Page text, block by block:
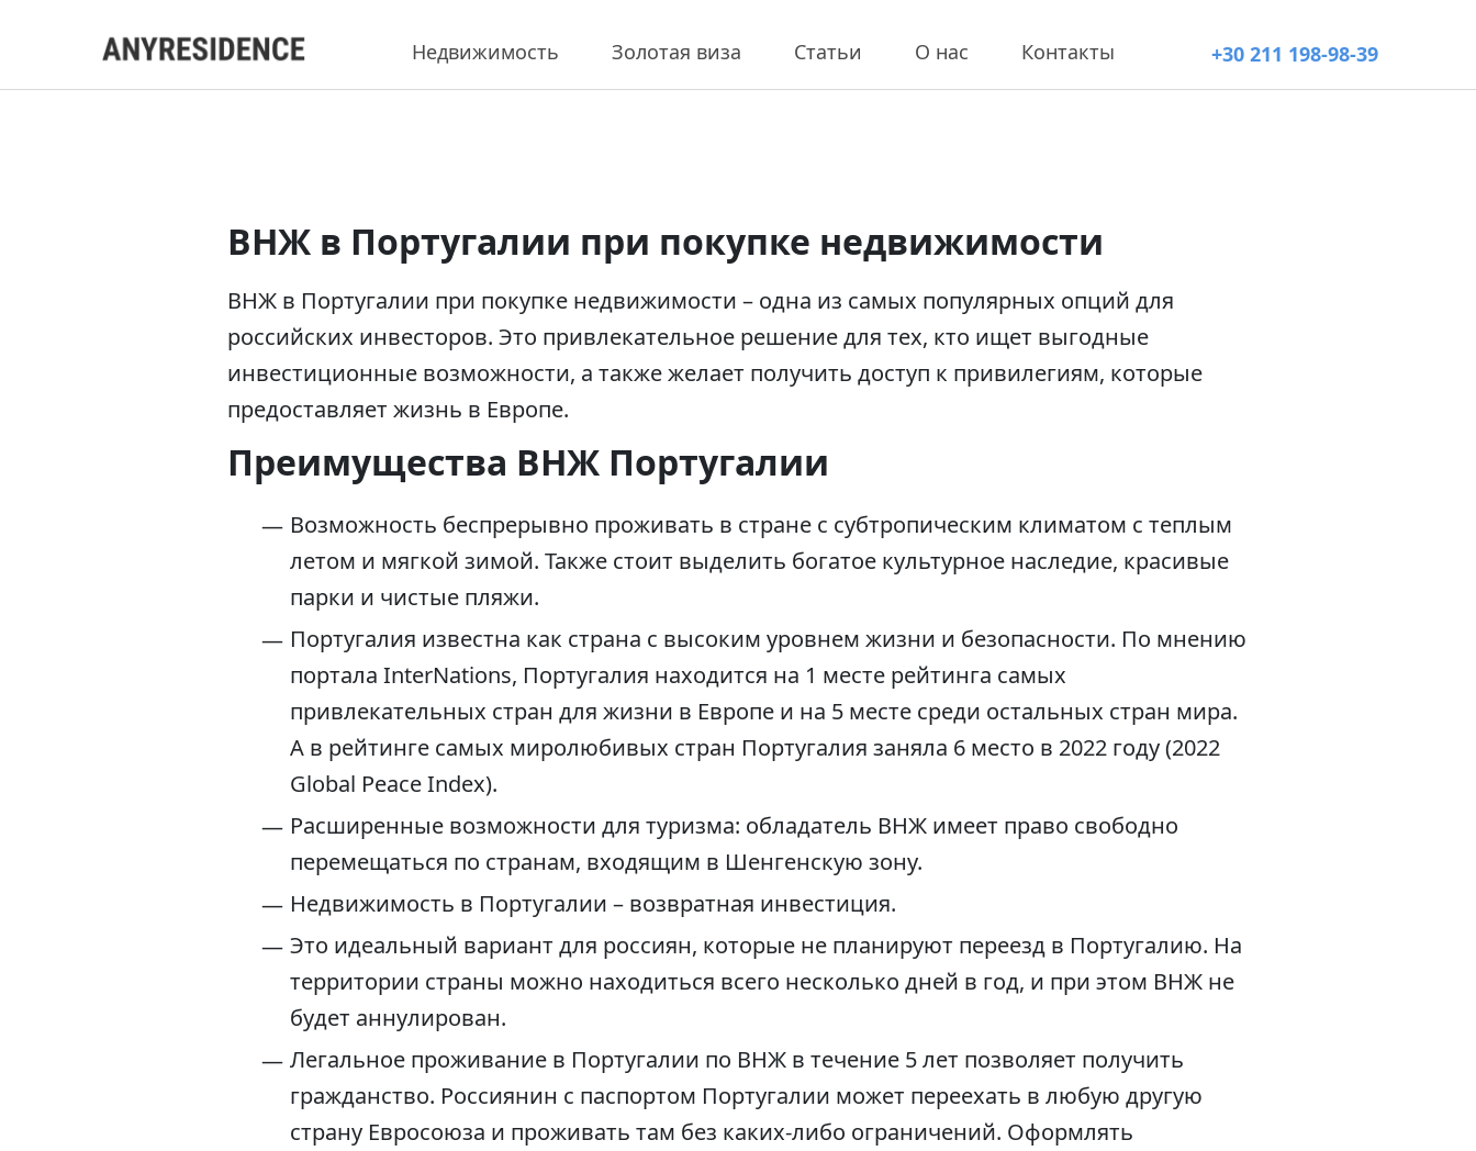
Недвижимость Золотая виза Статьи О нас Контакты +30 211 198-98-39
ВНЖ в Португалии при покупке недвижимости
ВНЖ в Португалии при покупке недвижимости – одна из самых популярных опций для
российских инвесторов. Это привлекательное решение для тех, кто ищет выгодные
инвестиционные возможности, а также желает получить доступ к привилегиям, которые
предоставляет жизнь в Европе.
Преимущества ВНЖ Португалии
Возможность беспрерывно проживать в стране с субтропическим климатом с теплым
летом и мягкой зимой. Также стоит выделить богатое культурное наследие, красивые
парки и чистые пляжи.
Португалия известна как страна с высоким уровнем жизни и безопасности. По мнению
портала InterNations, Португалия находится на 1 месте рейтинга самых
привлекательных стран для жизни в Европе и на 5 месте среди остальных стран мира.
А в рейтинге самых миролюбивых стран Португалия заняла 6 место в 2022 году (2022
Global Peace Index).
Расширенные возможности для туризма: обладатель ВНЖ имеет право свободно
перемещаться по странам, входящим в Шенгенскую зону.
Недвижимость в Португалии – возвратная инвестиция.
Это идеальный вариант для россиян, которые не планируют переезд в Португалию. На
территории страны можно находиться всего несколько дней в год, и при этом ВНЖ не
будет аннулирован.
Легальное проживание в Португалии по ВНЖ в течение 5 лет позволяет получить
гражданство. Россиянин с паспортом Португалии может переехать в любую другую
страну Евросоюза и проживать там без каких-либо ограничений. Оформлять